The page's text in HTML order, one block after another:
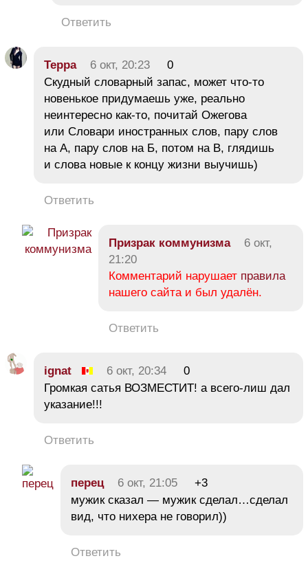
Ответить
Терра 6 окт, 20:23
0
Скудный словарный запас, может что-то
новенькое придумаешь уже, реально
неинтересно как-то, почитай Ожегова
или Словари иностранных слов, пару слов
на А, пару слов на Б, потом на В, глядишь
и слова новые к концу жизни выучишь)
Ответить
Призрак коммунизма
6 окт,
21:20
Комментарий нарушает правила
нашего сайта и был удалён.
Ответить
ignat 6 окт, 20:34
0
Громкая сатья ВОЗМЕСТИТ! а всего-лиш дал
указание!!!
Ответить
перец 6 окт, 21:05
+3
мужик сказал — мужик сделал…сделал
вид, что нихера не говорил))
Ответить